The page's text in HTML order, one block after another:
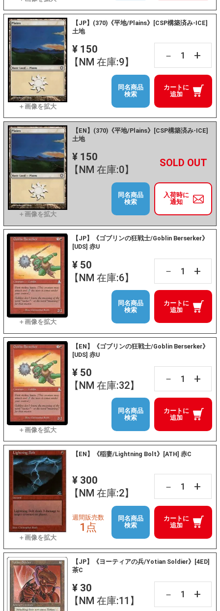
【JP】(370)《平地/Plains》[CSP構築済み-ICE]
土地
¥ 150
【NM 在庫:9】
－ +
カートに
追加
同名商品
検索
【EN】(370)《平地/Plains》[CSP構築済み-ICE]
土地
¥ 150
【NM 在庫:0】
－ +
入荷時に
通知
同名商品
検索
【JP】《ゴブリンの狂戦士/Goblin Berserker》
[UDS] 赤U
¥ 50
【NM 在庫:6】
－ +
カートに
追加
同名商品
検索
【EN】《ゴブリンの狂戦士/Goblin Berserker》
[UDS] 赤U
¥ 50
【NM 在庫:32】
－ +
カートに
追加
同名商品
検索
【EN】《稲妻/Lightning Bolt》[ATH] 赤C
¥ 300
【NM 在庫:2】
－ +
カートに
追加
週間販売数
1点
同名商品
検索
【JP】《ヨーティアの兵/Yotian Soldier》[4ED]
茶C
¥ 30
【NM 在庫:11】
－ +